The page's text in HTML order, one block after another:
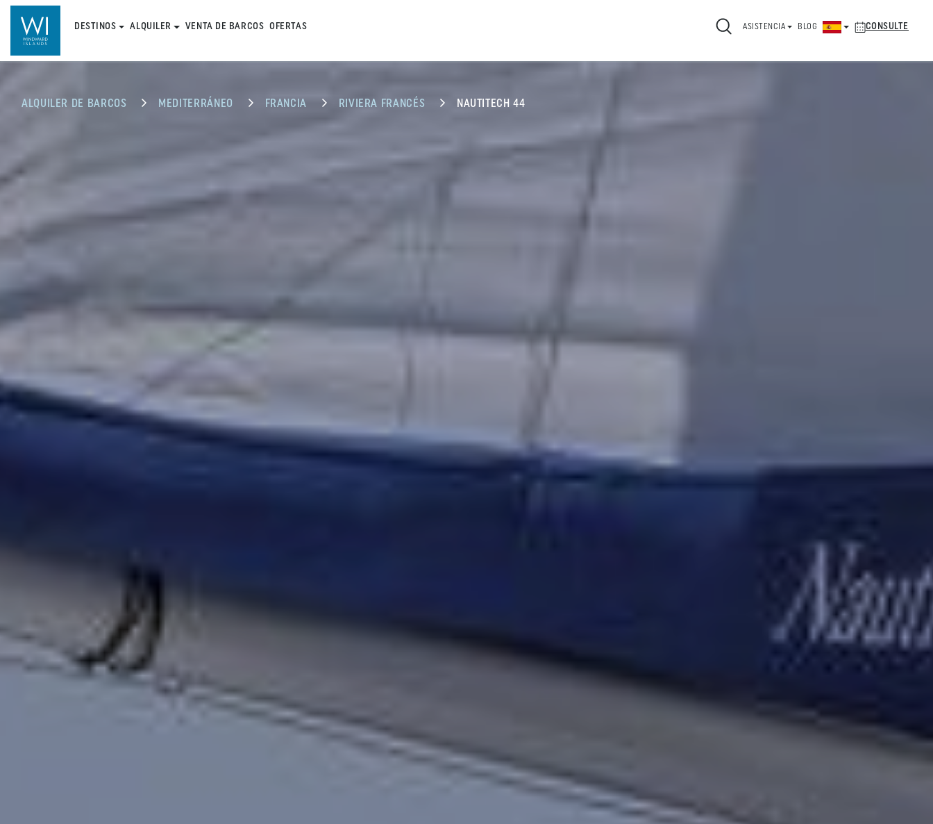
DESTINOS ALQUILER VENTA DE BARCOS OFERTAS ASISTENCIA BLOG CONSULTE
ALQUILER DE BARCOS MEDITERRÁNEO FRANCIA RIVIERA FRANCÉS NAUTITECH 44